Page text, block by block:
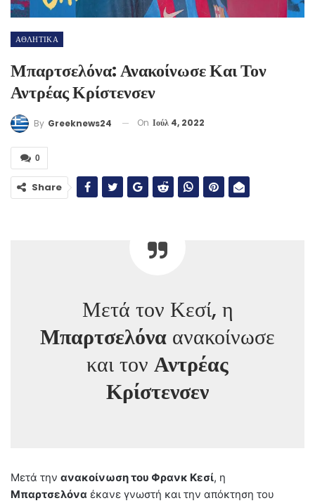
ΑΘΛΗΤΙΚΑ
Μπαρτσελόνα: Ανακοίνωσε Και Τον
Αντρέας Κρίστενσεν
By Greeknews24 On Ιούλ 4, 2022
0
Share
Μετά τον Κεσί, η
Μπαρτσελόνα ανακοίνωσε
και τον Αντρέας
Κρίστενσεν
Mετά την ανακοίνωση του Φρανκ Κεσί, η
Μπαρτσελόνα έκανε γνωστή και την απόκτηση του